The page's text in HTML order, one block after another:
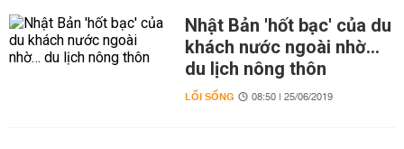
Nhật Bản 'hốt bạc' của du
khách nước ngoài nhờ…
du lịch nông thôn
LỐI SỐNG 08:50 | 25/06/2019